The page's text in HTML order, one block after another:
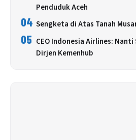
Penduduk Aceh
04 Sengketa di Atas Tanah
05 CEO Indonesia Airlines: Nanti
Dirjen Kemenhub